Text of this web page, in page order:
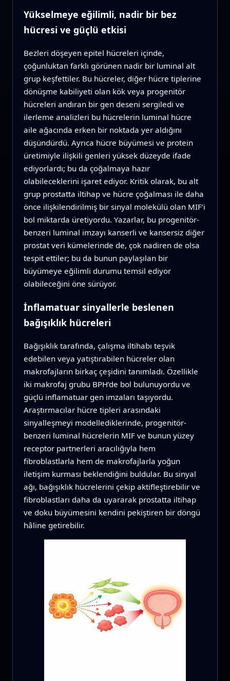
Yükselmeye eğilimli, nadir bir bez
hücresi ve güçlü etkisi
Bezleri döşeyen epitel hücreleri içinde,
çoğunluktan farklı görünen nadir bir luminal alt
grup keşfettiler. Bu hücreler, diğer hücre tiplerine
dönüşme kabiliyeti olan kök veya progenitör
hücreleri andıran bir gen deseni sergiledi ve
ilerleme analizleri bu hücrelerin luminal hücre
aile ağacında erken bir noktada yer aldığını
düşündürdü. Ayrıca hücre büyümesi ve protein
üretimiyle ilişkili genleri yüksek düzeyde ifade
ediyorlardı; bu da çoğalmaya hazır
olabileceklerini işaret ediyor. Kritik olarak, bu alt
grup prostatta iltihap ve hücre çoğalması ile daha
önce ilişkilendirilmiş bir sinyal molekülü olan MIF’i
bol miktarda üretiyordu. Yazarlar, bu progenitör-
benzeri luminal imzayı kanserli ve kansersiz diğer
prostat veri kümelerinde de, çok nadiren de olsa
tespit ettiler; bu da bunun paylaşılan bir
büyümeye eğilimli durumu temsil ediyor
olabileceğini öne sürüyor.
İnflamatuar sinyallerle beslenen
bağışıklık hücreleri
Bağışıklık tarafında, çalışma iltihabı teşvik
edebilen veya yatıştırabilen hücreler olan
makrofajların birkaç çeşidini tanımladı. Özellikle
iki makrofaj grubu BPH’de bol bulunuyordu ve
güçlü inflamatuar gen imzaları taşıyordu.
Araştırmacılar hücre tipleri arasındaki
sinyalleşmeyi modellediklerinde, progenitör-
benzeri luminal hücrelerin MIF ve bunun yüzey
receptor partnerleri aracılığıyla hem
fibroblastlarla hem de makrofajlarla yoğun
iletişim kurması beklendiğini buldular. Bu sinyal
ağı, bağışıklık hücrelerini çekip aktifleştirebilir ve
fibroblastları daha da uyararak prostatta iltihap
ve doku büyümesini kendini pekiştiren bir döngü
hâline getirebilir.